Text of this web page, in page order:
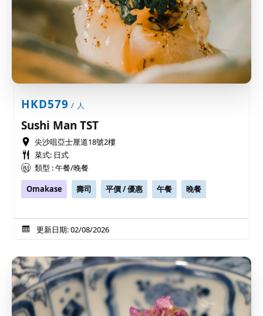
HKD579 / 人
Sushi Man TST
尖沙咀亞士厘道18號2樓
菜式: 日式
類型 : 午餐/晚餐
Omakase
壽司 平價 / 優惠 午餐 晚餐
更新日期: 02/08/2026